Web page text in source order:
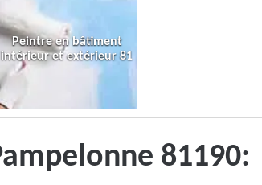
Peintre en bâtiment
intérieur et extérieur 81
81190: